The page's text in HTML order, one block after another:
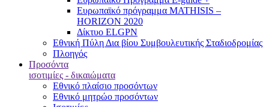
Ευρωπαϊκό πρόγραμμα MATHISIS –
HORIZON 2020
Δίκτυο ELGPN
Εθνική Πύλη Δια βίου Συμβουλευτικής Σταδιοδρομίας
Πλοηγός
Προσόντα
ισοτιμίες - δικαιώματα
Εθνικό πλαίσιο προσόντων
Εθνικό μητρώο προσόντων